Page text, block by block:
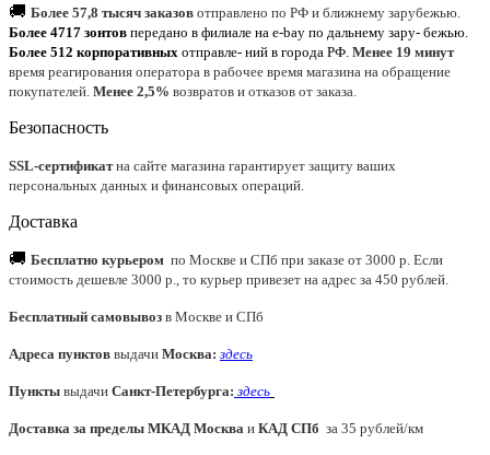
🚚 Более 57,8 тысяч заказов отправлено по РФ и ближнему зарубежью.
Более 4717 зонтов передано в филиале на e-bay по дальнему зару- бежью.
Более 512 корпоративных отправле- ний в города РФ. Менее 19 минут
время реагирования оператора в рабочее время магазина на обращение
покупателей. Менее 2,5% возвратов и отказов от заказа.
Безопасность
SSL-сертификатна сайте магазина гарантирует защиту ваших
персональных данных и финансовых операций.
Доставка
🚚 Бесплатно курьером по Москве и СПб при заказе от 3000 р. Если
стоимость дешевле 3000 р., то курьер привезет на адрес за 450 рублей.
Бесплатный самовывоз в Москве и СПб
Адреса пунктов выдачи Москва: здесь
Пункты выдачи Санкт-Петербурга: здесь
Доставка за пределы МКАД Москва и КАД СПб за 35 рублей/км